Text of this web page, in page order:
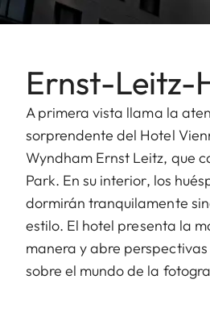
Ernst-Leitz-
A primera vista llama la
sorprendente del Hotel
Wyndham Ernst Leitz, que
Park. En su interior, los
dormirán tranquilamente
estilo. El hotel presenta la
manera y abre
sobre el mundo de la